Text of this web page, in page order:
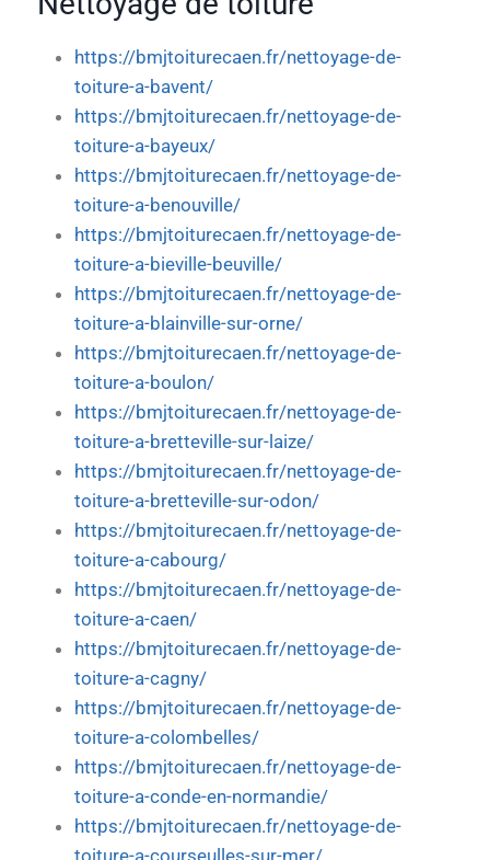
https://bmjtoiturecaen.fr/nettoyage-de-
toiture-a-bavent/
https://bmjtoiturecaen.fr/nettoyage-de-
toiture-a-bayeux/
https://bmjtoiturecaen.fr/nettoyage-de-
toiture-a-benouville/
https://bmjtoiturecaen.fr/nettoyage-de-
toiture-a-bieville-beuville/
https://bmjtoiturecaen.fr/nettoyage-de-
toiture-a-blainville-sur-orne/
https://bmjtoiturecaen.fr/nettoyage-de-
toiture-a-boulon/
https://bmjtoiturecaen.fr/nettoyage-de-
toiture-a-bretteville-sur-laize/
https://bmjtoiturecaen.fr/nettoyage-de-
toiture-a-bretteville-sur-odon/
https://bmjtoiturecaen.fr/nettoyage-de-
toiture-a-cabourg/
https://bmjtoiturecaen.fr/nettoyage-de-
toiture-a-caen/
https://bmjtoiturecaen.fr/nettoyage-de-
toiture-a-cagny/
https://bmjtoiturecaen.fr/nettoyage-de-
toiture-a-colombelles/
https://bmjtoiturecaen.fr/nettoyage-de-
toiture-a-conde-en-normandie/
https://bmjtoiturecaen.fr/nettoyage-de-